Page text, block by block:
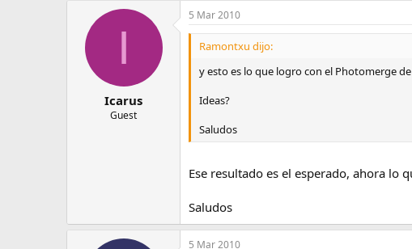
I
Icarus
Guest
5 Mar 2010
Ramontxu dijo:
y esto es lo que logro con el Photomerge
Ideas?
Saludos
Ese resultado es el esperado, ahora lo
Saludos
5 Mar 2010